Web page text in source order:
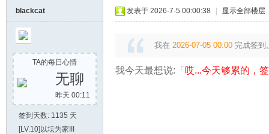
blackcat
TA的每日心情
无聊
昨天 00:11
签到天数: 1135 天
[LV.10]以坛为家III
发表于 2026-7-5 00:00:38 显示全部楼层
我在 2026-07-05 00:00 完成签到
我今天最想说:「 哎...今天够累的，